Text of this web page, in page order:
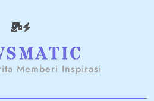
Memberi Inspirasi